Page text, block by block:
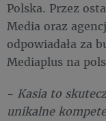
Polska. Przez
Media oraz
odpowiadała za
Mediaplus na
- Kasia to
unikalne